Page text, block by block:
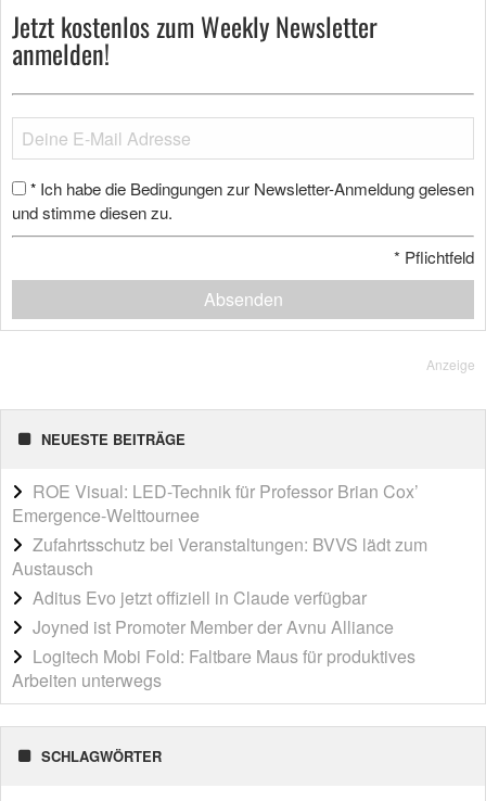
Jetzt kostenlos zum Weekly Newsletter
anmelden!
* Ich habe die Bedingungen zur Newsletter-Anmeldung gelesen
und stimme diesen zu.
* Pflichtfeld
Absenden
Anzeige
NEUESTE BEITRÄGE
ROE Visual: LED-Technik für Professor Brian Cox’
Emergence-Welttournee
Zufahrtsschutz bei Veranstaltungen: BVVS lädt zum
Austausch
Aditus Evo jetzt offiziell in Claude verfügbar
Joyned ist Promoter Member der Avnu Alliance
Logitech Mobi Fold: Faltbare Maus für produktives
Arbeiten unterwegs
SCHLAGWÖRTER